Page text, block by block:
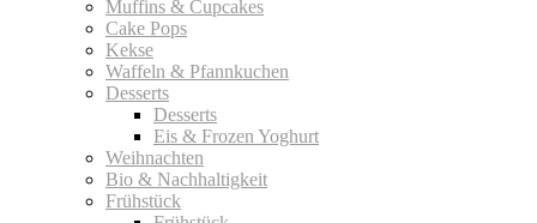
Muffins & Cupcakes
Cake Pops
Kekse
Waffeln & Pfannkuchen
Desserts
Desserts
Eis & Frozen Yoghurt
Weihnachten
Bio & Nachhaltigkeit
Frühstück